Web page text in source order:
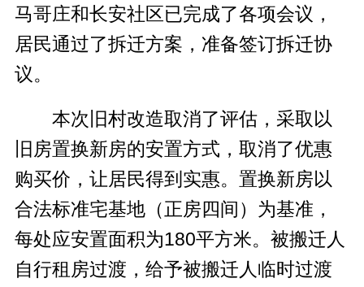
马哥庄和长安社区已完成了各项会议，
居民通过了拆迁方案，准备签订拆迁协
议。
本次旧村改造取消了评估，采取以
旧房置换新房的安置方式，取消了优惠
购买价，让居民得到实惠。置换新房以
合法标准宅基地（正房四间）为基准，
每处应安置面积为180平方米。被搬迁人
自行租房过渡，给予被搬迁人临时过渡